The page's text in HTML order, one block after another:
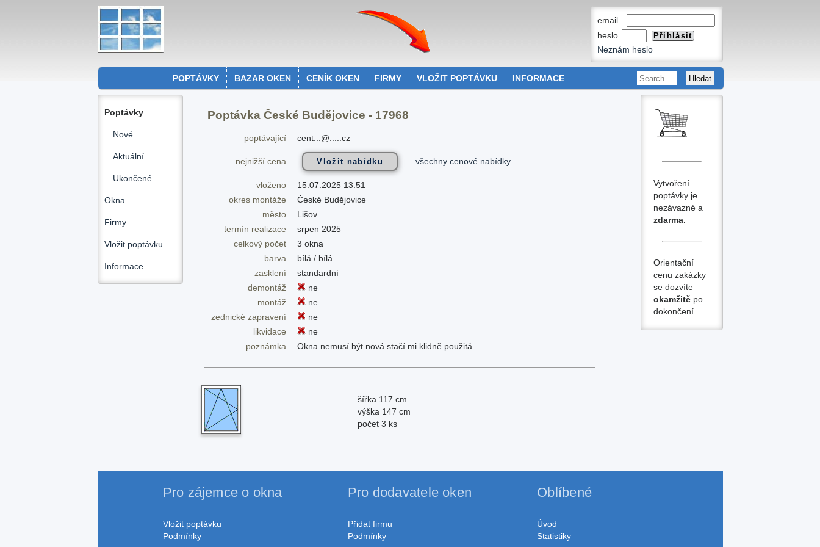
email
heslo
Neznám heslo
POPTÁVKY BAZAR OKEN CENÍK OKEN FIRMY VLOŽIT POPTÁVKU INFORMACE
Poptávky
Nové
Aktuální
Ukončené
Okna
Firmy
Vložit poptávku
Informace
Poptávka České Budějovice - 17968
poptávající cent...@.....cz
nejnižší cena všechny cenové nabídky
vloženo
15.07.2025 13:51
okres montáže
České Budějovice
město
Lišov
termín realizace
srpen 2025
celkový počet
3 okna
barva
bílá / bílá
zasklení
standardní
demontáž
ne
montáž
ne
zednické zapravení
ne
likvidace
ne
poznámka
Okna nemusí být nová stačí mi klidně použitá
šířka 117 cm
výška 147 cm
počet 3 ks
Vytvoření
poptávky je
nezávazné a
zdarma.
Orientační
cenu zakázky
se dozvíte
okamžitěpo
dokončení.
Pro zájemce o okna
Vložit poptávku
Podmínky
Pro dodavatele oken
Přidat firmu
Podmínky
Oblíbené
Úvod
Statistiky